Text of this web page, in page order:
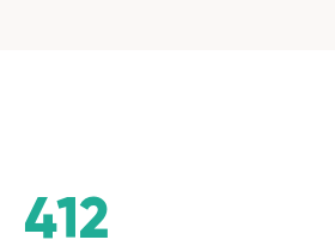
412